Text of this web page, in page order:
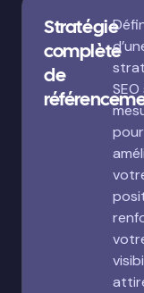
Stratégie
complète
de
pour